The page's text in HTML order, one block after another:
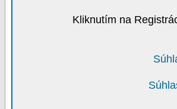
Kliknutím na